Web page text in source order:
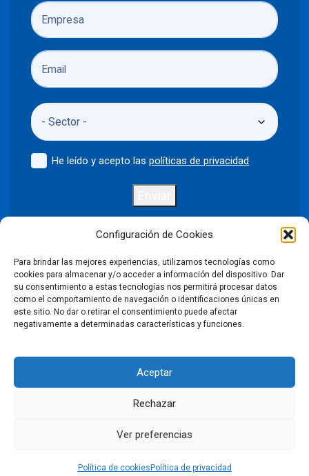
Configuración de Cookies
Para brindar las mejores experiencias, utilizamos tecnologías como
cookies para almacenar y/o acceder a información del dispositivo. Dar
su consentimiento a estas tecnologías nos permitirá procesar datos
como el comportamiento de navegación o identificaciones únicas en
este sitio. No dar o retirar el consentimiento puede afectar
negativamente a determinadas características y funciones.
Aceptar
Rechazar
Ver preferencias
Política de cookies Política de privacidad
He leído y acepto laspolíticas de privacidad
Política de privacidad Aviso legal
Política de cookies
Declaración de accesibilidad
©2026 Puntodis. Todos los derechos reservados. Prohibida la
LinkedInFacebook
X InstagramYouTube